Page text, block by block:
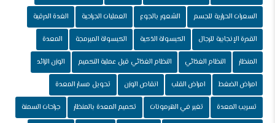
السعرات الحرارية للجسم الشعور بالجوع العمليات الجراحية الغدة الدرقية
القدرة الإنجابية للرجال الكبسولة الذكية الكبسولة المبرمجة المعدة
المنظار النظام الغذائي النظام الغذائي قبل عملية التكميم الوزن الزائد
امراض الضغط امراض القلب انقاص الوزن تحويل مسار المعدة
تسريب المعدة تغير في الهرمونات تكميم المعدة بالمنظار جراحات السمنة